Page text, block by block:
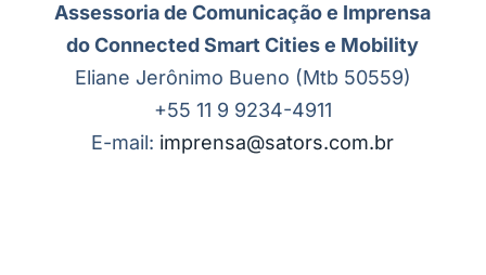
Assessoria de Comunicação e Imprensa
do Connected Smart Cities e Mobility
Eliane Jerônimo Bueno (Mtb 50559)
+55 11 9 9234-4911
E-mail: imprensa@sators.com.br